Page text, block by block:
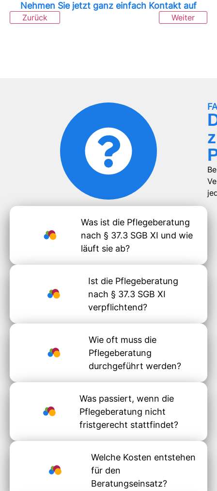
Nehmen Sie jetzt ganz einfach Kontakt auf
Zurück Weiter
Was ist die Pflegeberatung
nach § 37.3 SGB XI und wie
läuft sie ab?
Ist die Pflegeberatung
nach § 37.3 SGB XI
verpflichtend?
Wie oft muss die
Pflegeberatung
durchgeführt werden?
Was passiert, wenn die
Pflegeberatung nicht
fristgerecht stattfindet?
Welche Kosten entstehen
für den
Beratungseinsatz?